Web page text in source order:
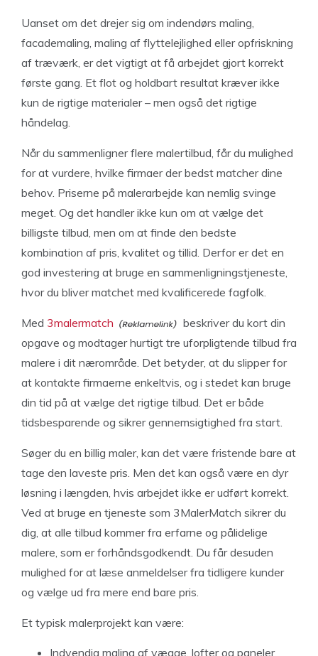
Uanset om det drejer sig om indendørs maling,
facademaling, maling af flyttelejlighed eller opfriskning
af træværk, er det vigtigt at få arbejdet gjort korrekt
første gang. Et flot og holdbart resultat kræver ikke
kun de rigtige materialer – men også det rigtige
håndelag.
Når du sammenligner flere malertilbud, får du mulighed
for at vurdere, hvilke firmaer der bedst matcher dine
behov. Priserne på malerarbejde kan nemlig svinge
meget. Og det handler ikke kun om at vælge det
billigste tilbud, men om at finde den bedste
kombination af pris, kvalitet og tillid. Derfor er det en
god investering at bruge en sammenligningstjeneste,
hvor du bliver matchet med kvalificerede fagfolk.
Med 3malermatch
beskriver du kort din
opgave og modtager hurtigt tre uforpligtende tilbud fra
malere i dit nærområde. Det betyder, at du slipper for
at kontakte firmaerne enkeltvis, og i stedet kan bruge
din tid på at vælge det rigtige tilbud. Det er både
tidsbesparende og sikrer gennemsigtighed fra start.
Søger du en billig maler, kan det være fristende bare at
tage den laveste pris. Men det kan også være en dyr
løsning i længden, hvis arbejdet ikke er udført korrekt.
Ved at bruge en tjeneste som 3MalerMatch sikrer du
dig, at alle tilbud kommer fra erfarne og pålidelige
malere, som er forhåndsgodkendt. Du får desuden
mulighed for at læse anmeldelser fra tidligere kunder
og vælge ud fra mere end bare pris.
Et typisk malerprojekt kan være:
Indvendig maling af vægge, lofter og paneler